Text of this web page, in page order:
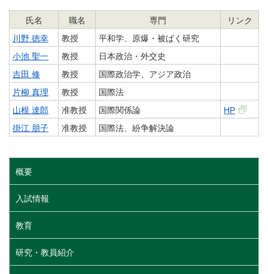
氏名 職名 専門
リンク
川野 徳幸
教授
平和学、原爆・被ばく研究
小池 聖一
教授
日本政治・外交史
吉田 修
教授
国際政治学、アジア政治
片柳 真理
教授
国際法
山根 達郎
准教授 国際関係論
HP
掛江 朋子
准教授 国際法、紛争解決論
概要
入試情報
教育
研究・教員紹介